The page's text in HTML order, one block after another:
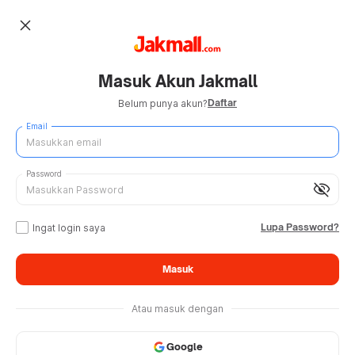
close
Masuk Akun Jakmall
Belum punya akun?Daftar
Email
visibility_off
Password
Ingat login saya Lupa Password?
Masuk
Atau masuk dengan
Google